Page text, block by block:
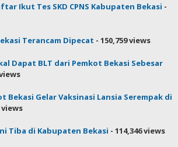
Ikut Tes SKD CPNS Kabupaten Bekasi -
Terancam Dipecat - 150,759 views
Dapat BLT dari Pemkot Bekasi Sebesar
Bekasi Gelar Vaksinasi Lansia Serempak di
views
Tiba di Kabupaten Bekasi - 114,346 views